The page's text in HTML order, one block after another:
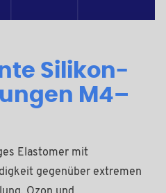
Silikon-
M4–
Elastomer mit
gegenüber extremen